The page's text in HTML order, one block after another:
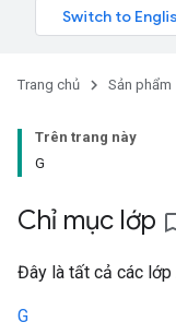
Trang chủ Sản phẩm
Trên trang này
G
Chỉ mục lớp
Đây là tất cả các
G